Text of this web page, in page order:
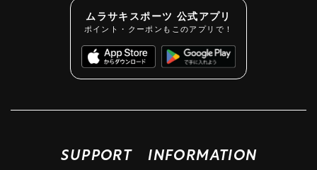
ムラサキスポーツ 公式アプリ
ポイント・クーポンもこのアプリで！
SUPPORT INFORMATION